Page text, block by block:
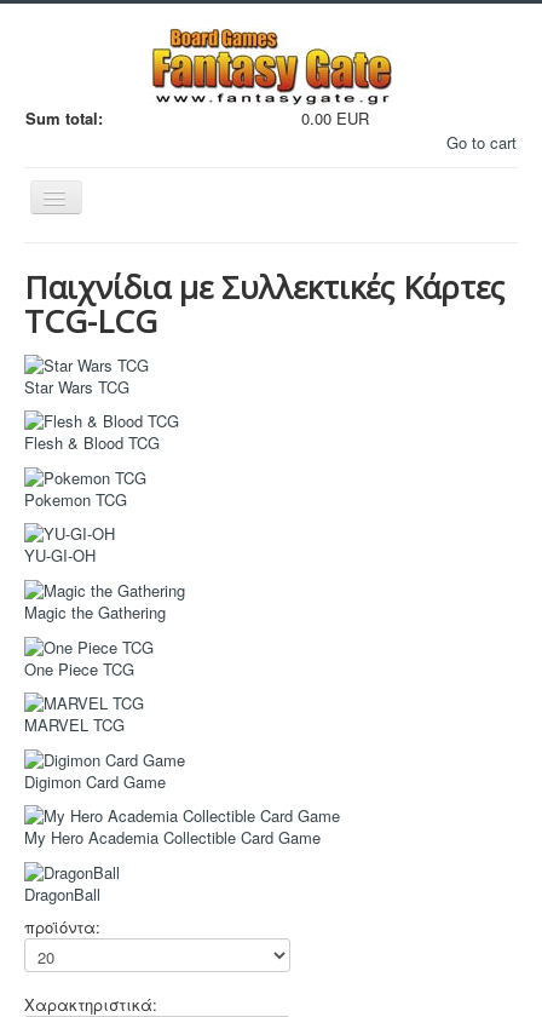
Sum total:
0.00 EUR
Go to cart
Εναλλαγή
πλοήγησης
Filaments
Μινιατούρες
3D Εκτυπώσεις
Manga - Anime
Sleeves
Accessories
Στρατηγικής
Φαντασίας
Οικογενειακά
Ελληνικά
Χρώματα
TCG-LCG
Puzzle
Παιχνίδια με Συλλεκτικές Κάρτες
TCG-LCG
Star Wars TCG
Flesh & Blood TCG
Pokemon TCG
YU-GI-OH
Magic the Gathering
One Piece TCG
MARVEL TCG
Digimon Card Game
My Hero Academia Collectible Card Game
DragonBall
προϊόντα:
Χαρακτηριστικά: